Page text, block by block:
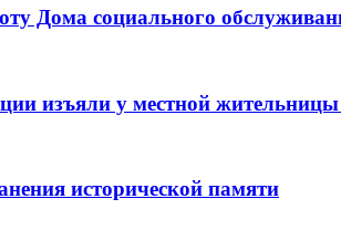
Дома социального
изъяли у местной
исторической памяти